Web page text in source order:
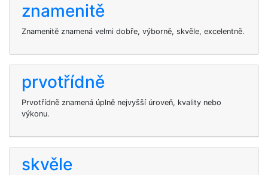
znamenitě
Znamenitě znamená velmi dobře, výborně, skvěle, excelentně.
prvotřídně
Prvotřídně znamená úplně nejvyšší úroveň, kvality nebo
výkonu.
skvěle